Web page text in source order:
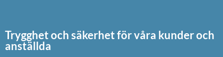
Trygghet och säkerhet för våra kunder och
anställda